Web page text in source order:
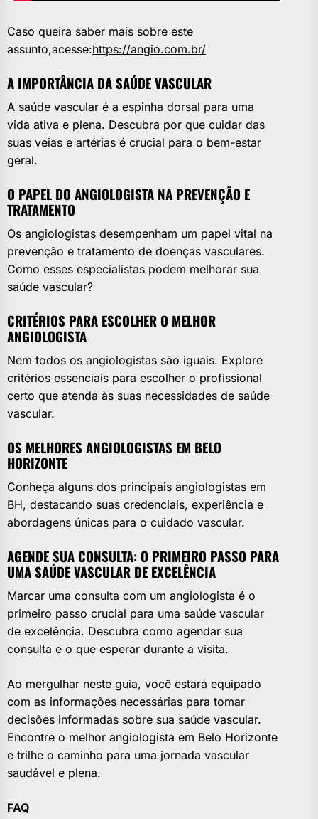
Caso queira saber mais sobre este
assunto,acesse:https://angio.com.br/
A IMPORTÂNCIA DA SAÚDE VASCULAR
A saúde vascular é a espinha dorsal para uma
vida ativa e plena. Descubra por que cuidar das
suas veias e artérias é crucial para o bem-estar
geral.
O PAPEL DO ANGIOLOGISTA NA PREVENÇÃO E
TRATAMENTO
Os angiologistas desempenham um papel vital na
prevenção e tratamento de doenças vasculares.
Como esses especialistas podem melhorar sua
saúde vascular?
CRITÉRIOS PARA ESCOLHER O MELHOR
ANGIOLOGISTA
Nem todos os angiologistas são iguais. Explore
critérios essenciais para escolher o profissional
certo que atenda às suas necessidades de saúde
vascular.
OS MELHORES ANGIOLOGISTAS EM BELO
HORIZONTE
Conheça alguns dos principais angiologistas em
BH, destacando suas credenciais, experiência e
abordagens únicas para o cuidado vascular.
AGENDE SUA CONSULTA: O PRIMEIRO PASSO PARA
UMA SAÚDE VASCULAR DE EXCELÊNCIA
Marcar uma consulta com um angiologista é o
primeiro passo crucial para uma saúde vascular
de excelência. Descubra como agendar sua
consulta e o que esperar durante a visita.
Ao mergulhar neste guia, você estará equipado
com as informações necessárias para tomar
decisões informadas sobre sua saúde vascular.
Encontre o melhor angiologista em Belo Horizonte
e trilhe o caminho para uma jornada vascular
saudável e plena.
FAQ